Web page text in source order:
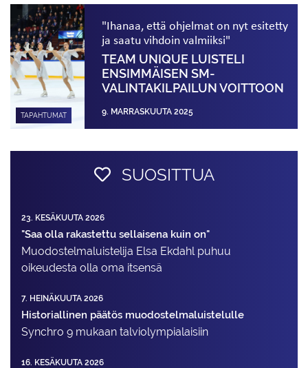
TAPAHTUMAT
"Ihanaa, että ohjelmat on nyt esitetty
ja saatu vihdoin valmiiksi"
TEAM UNIQUE LUISTELI
ENSIMMÄISEN SM-
VALINTAKILPAILUN VOITTOON
9. MARRASKUUTA 2025
SUOSITTUA
23. KESÄKUUTA 2026
"Saa olla rakastettu sellaisena kuin on"
Muodostelma­luistelija Elsa Ekdahl puhuu
oikeudesta olla oma itsensä
7. HEINÄKUUTA 2026
Historiallinen päätös muodostelmaluistelulle
Synchro 9 mukaan talviolympialaisiin
16. KESÄKUUTA 2026